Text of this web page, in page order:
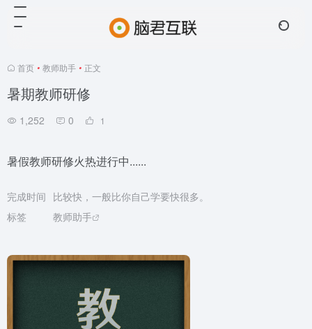
首页 • 教师助手 • 正文
暑期教师研修
1,252 0 1
暑假教师研修火热进行中......
完成时间 比较快，一般比你自己学要快很多。
标签
教师助手